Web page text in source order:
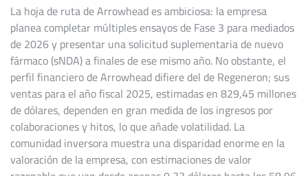
La hoja de ruta de Arrowhead es ambiciosa: la empresa
planea completar múltiples ensayos de Fase 3 para mediados
de 2026 y presentar una solicitud suplementaria de nuevo
fármaco (sNDA) a finales de ese mismo año. No obstante, el
perfil financiero de Arrowhead difiere del de Regeneron; sus
ventas para el año fiscal 2025, estimadas en 829,45 millones
de dólares, dependen en gran medida de los ingresos por
colaboraciones y hitos, lo que añade volatilidad. La
comunidad inversora muestra una disparidad enorme en la
valoración de la empresa, con estimaciones de valor